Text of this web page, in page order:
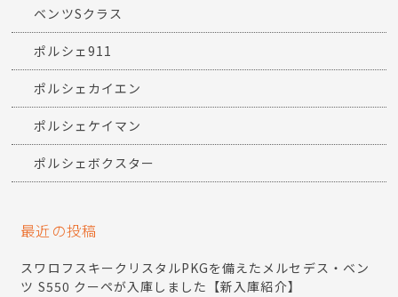
ベンツSクラス
ポルシェ911
ポルシェカイエン
ポルシェケイマン
ポルシェボクスター
最近の投稿
スワロフスキークリスタルPKGを備えたメルセデス・ベン
ツ S550 クーペが入庫しました【新入庫紹介】